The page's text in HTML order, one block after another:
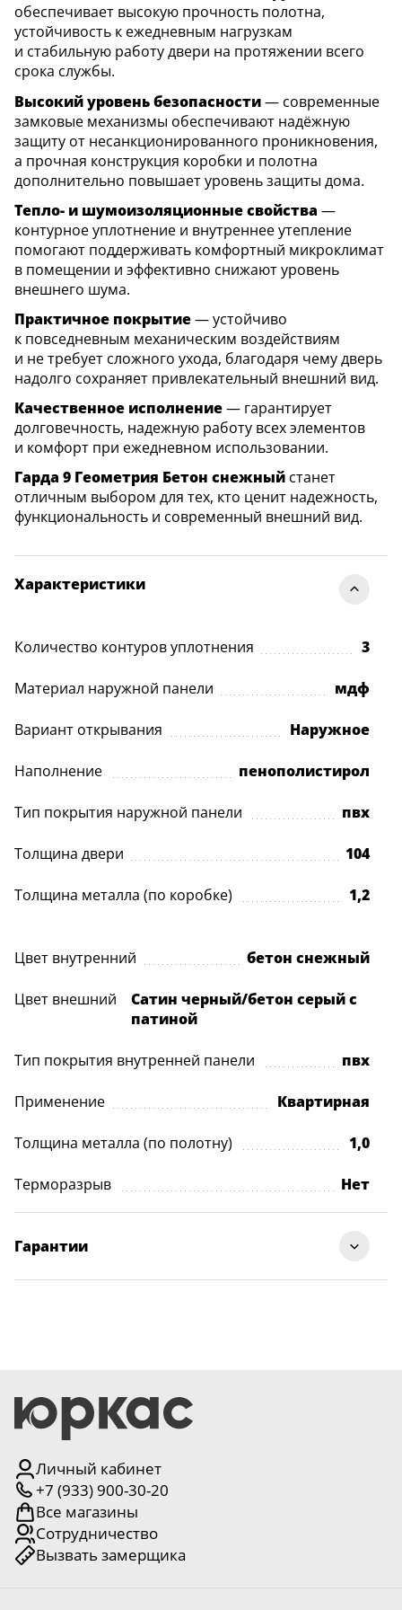
обеспечивает высокую прочность полотна,
устойчивость к ежедневным нагрузкам
и стабильную работу двери на протяжении всего
срока службы.
Высокий уровень безопасности— современные
замковые механизмы обеспечивают надёжную
защиту от несанкционированного проникновения,
а прочная конструкция коробки и полотна
дополнительно повышает уровень защиты дома.
Тепло- и шумоизоляционные свойства —
контурное уплотнение и внутреннее утепление
помогают поддерживать комфортный микроклимат
в помещении и эффективно снижают уровень
внешнего шума.
Практичное покрытие— устойчиво
к повседневным механическим воздействиям
и не требует сложного ухода, благодаря чему дверь
надолго сохраняет привлекательный внешний вид.
Качественное исполнение— гарантирует
долговечность, надежную работу всех элементов
и комфорт при ежедневном использовании.
Гарда 9 Геометрия Бетон снежный станет
отличным выбором для тех, кто ценит надежность,
функциональность и современный внешний вид.
Характеристики
Количество контуров уплотнения 3
Материал наружной панели мдф
Вариант открывания Наружное
Наполнение пенополистирол
Тип покрытия наружной панели пвх
Толщина двери 104
Толщина металла (по коробке) 1,2
Цвет внутренний бетон снежный
Цвет внешний
Сатин черный/бетон серый с
патиной
Тип покрытия внутренней панели пвх
Применение Квартирная
Толщина металла (по полотну) 1,0
Терморазрыв Нет
Гарантии
Личный кабинет
+7 (933) 900-30-20
Все магазины
Сотрудничество
Вызвать замерщика